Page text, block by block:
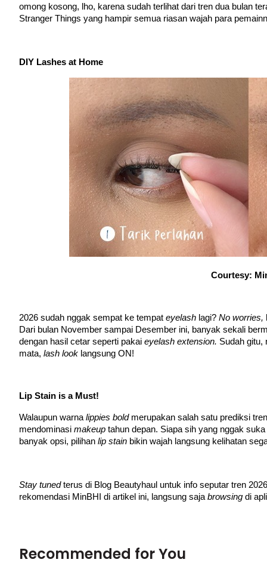
omong kosong, lho, karena sudah terlihat dari tren dua bulan
Stranger Things yang hampir semua riasan wajah para
DIY Lashes at Home
Courtesy:
2026 sudah nggak sempat ke tempat eyelash lagi? No worries,
Dari bulan November sampai Desember ini, banyak sekali
dengan hasil cetar seperti pakai eyelash extension. Sudah gitu,
mata, lash look langsung ON!
Lip Stain is a Must!
Walaupun warna lippies bold merupakan salah satu prediksi
mendominasi makeup tahun depan. Siapa sih yang nggak
banyak opsi, pilihan lip stain bikin wajah langsung kelihatan
Stay tuned terus di Blog Beautyhaul untuk info seputar tren
rekomendasi MinBHI di artikel ini, langsung saja browsing di
Recommended for You